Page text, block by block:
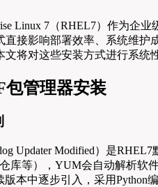
Linux 7（RHEL7）作为企
直接影响部署效率、系统维护
文将对这些安装方式进行系统
管理器安装
Updater Modified）是
库等），YUM会自动解析软
版本中逐步引入，采用Python